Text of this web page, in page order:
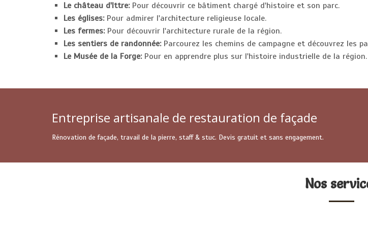
Le château d'Ittre:Pour découvrir ce bâtiment chargé d'histoire et son parc.
Les églises:Pour admirer l'architecture religieuse locale.
Les fermes:Pour découvrir l'architecture rurale de la région.
Les sentiers de randonnée:Parcourez les chemins de campagne et découvrez les
Le Musée de la Forge:Pour en apprendre plus sur l'histoire industrielle de la région.
Entreprise artisanale de restauration de façade
Rénovation de façade, travail de la pierre, staff & stuc. Devis gratuit et sans engagement.
Nos